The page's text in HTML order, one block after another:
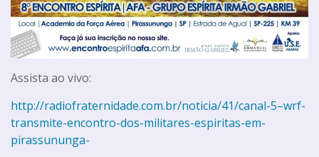
Assista ao vivo:
http://radiofraternidade.com.br/noticia/41/canal-5–wrf-
transmite-encontro-dos-militares-espiritas-em-
pirassununga-